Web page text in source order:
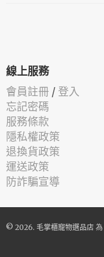
線上服務
會員註冊 / 登入
忘記密碼
服務條款
隱私權政策
退換貨政策
運送政策
防詐騙宣導
© 2026. 毛掌櫃寵物選品店 為